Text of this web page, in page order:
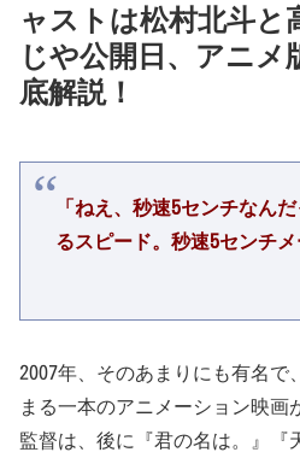
ャストは松村北斗と
じや公開日、アニメ
底解説！
「ねえ、秒速5センチなん
るスピード。秒速5センチメ
2007年、そのあまりにも有名
まる一本のアニメーション映画
監督は、後に『君の名は。』『